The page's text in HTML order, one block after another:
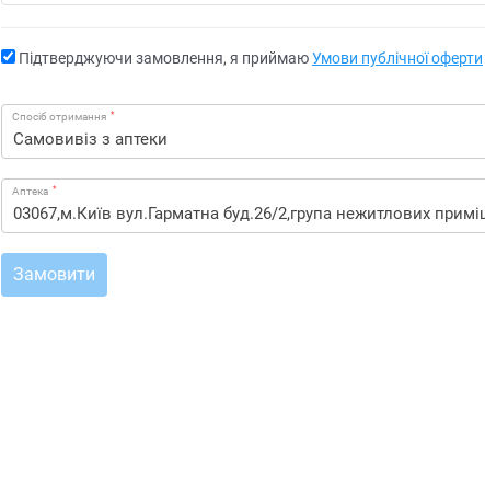
Підтверджуючи замовлення, я приймаюУмови публічної оферти
Спосіб отримання *
Аптека *
Замовити